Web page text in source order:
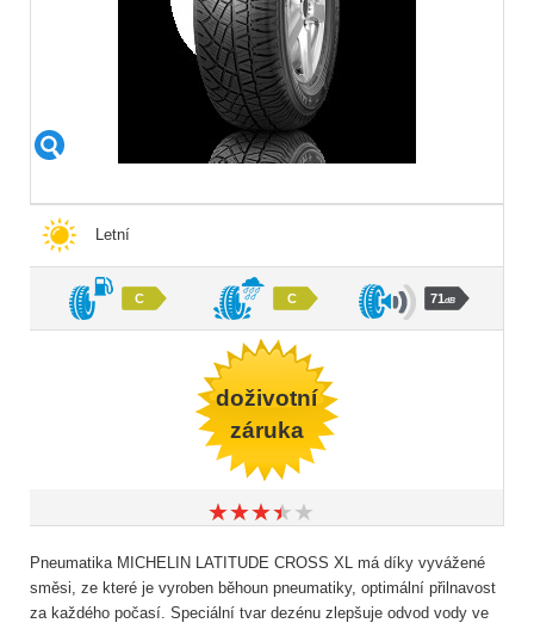
Letní
C C 71dB
doživotní
záruka
★★★★★
★★★★★
Pneumatika MICHELIN LATITUDE CROSS XL má díky vyvážené
směsi, ze které je vyroben běhoun pneumatiky, optimální přilnavost
za každého počasí. Speciální tvar dezénu zlepšuje odvod vody ve